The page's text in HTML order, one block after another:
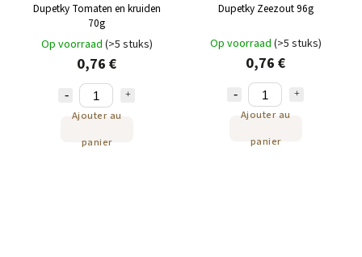
Dupetky Tomaten en kruiden
70g
Op voorraad (>5 stuks)
0,76 €
Ajouter au
panier
Dupetky Zeezout 96g
Op voorraad (>5 stuks)
0,76 €
Ajouter au
panier